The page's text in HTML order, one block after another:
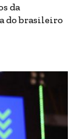
da
do brasileiro